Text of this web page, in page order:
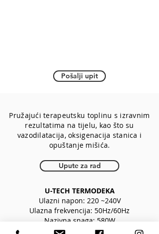
Pošalji upit
Pružajući terapeutsku toplinu s izravnim
rezultatima na tijelu, kao što su
vazodilatacija, oksigenacija stanica i
opuštanje mišića.
Upute za rad
U-TECH TERMODEKA
Ulazni napon: 220 ~240V
Ulazna frekvencija: 50Hz/60Hz
Nazivna snaga: 580W
Radna snaga: 450W